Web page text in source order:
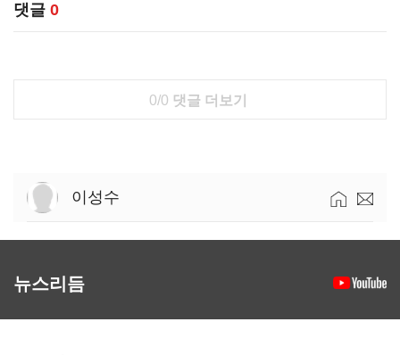
댓글 0
0/0 댓글 더보기
이성수
뉴스리듬